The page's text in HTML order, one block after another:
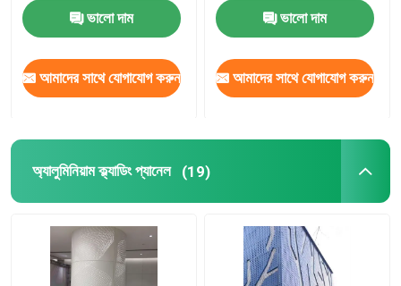
ভালো দাম
আমাদের সাথে যোগাযোগ করুন
ভালো দাম
আমাদের সাথে যোগাযোগ করুন
অ্যালুমিনিয়াম ক্ল্যাডিং প্যানেল (19)